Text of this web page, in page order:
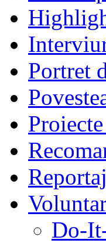
Portret
Reportaj
Do-